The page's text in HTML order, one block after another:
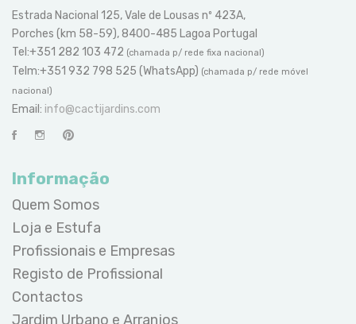
Estrada Nacional 125, Vale de Lousas nº 423A,
Porches (km 58-59), 8400-485 Lagoa Portugal
Tel:+351 282 103 472 (chamada p/ rede fixa nacional)
Telm:+351 932 798 525 (WhatsApp) (chamada p/ rede móvel
nacional)
Email: info@cactijardins.com
Informação
Quem Somos
Loja e Estufa
Profissionais e Empresas
Registo de Profissional
Contactos
Jardim Urbano e Arranjos